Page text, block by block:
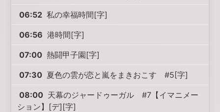
06:52 私の幸福時間[字]
06:56 港時間[字]
07:00 熱闘甲子園[字]
07:30 夏色の雲が恋と嵐をまきおこす #5[字]
08:00 天幕のジャードゥーガル #7【イマニメー
ション】[デ][字]